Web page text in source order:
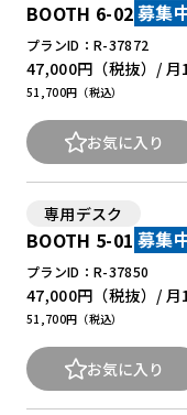
BOOTH 6-02 募集
プランID：R-37872
47,000円 （税抜）/ 月
51,700円（税込）
お気に入り
専用デスク
BOOTH 5-01 募集
プランID：R-37850
47,000円 （税抜）/ 月
51,700円（税込）
お気に入り